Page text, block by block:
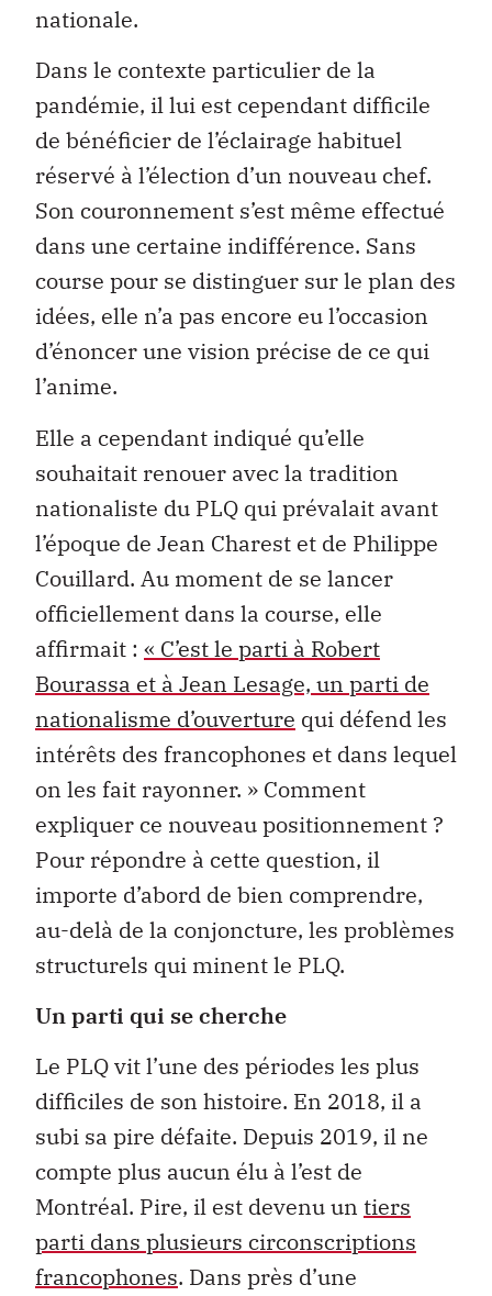
nationale.
Dans le contexte particulier de la
pandémie, il lui est cependant difficile
de bénéficier de l’éclairage habituel
réservé à l’élection d’un nouveau chef.
Son couronnement s’est même effectué
dans une certaine indifférence. Sans
course pour se distinguer sur le plan des
idées, elle n’a pas encore eu l’occasion
d’énoncer une vision précise de ce qui
l’anime.
Elle a cependant indiqué qu’elle
souhaitait renouer avec la tradition
nationaliste du PLQ qui prévalait avant
l’époque de Jean Charest et de Philippe
Couillard. Au moment de se lancer
officiellement dans la course, elle
affirmait : « C’est le parti à Robert
Bourassa et à Jean Lesage, un parti de
nationalisme d’ouverture qui défend les
intérêts des francophones et dans lequel
on les fait rayonner. » Comment
expliquer ce nouveau positionnement ?
Pour répondre à cette question, il
importe d’abord de bien comprendre,
au-delà de la conjoncture, les problèmes
structurels qui minent le PLQ.
Un parti qui se cherche
Le PLQ vit l’une des périodes les plus
difficiles de son histoire. En 2018, il a
subi sa pire défaite. Depuis 2019, il ne
compte plus aucun élu à l’est de
Montréal. Pire, il est devenu un tiers
parti dans plusieurs circonscriptions
francophones. Dans près d’une